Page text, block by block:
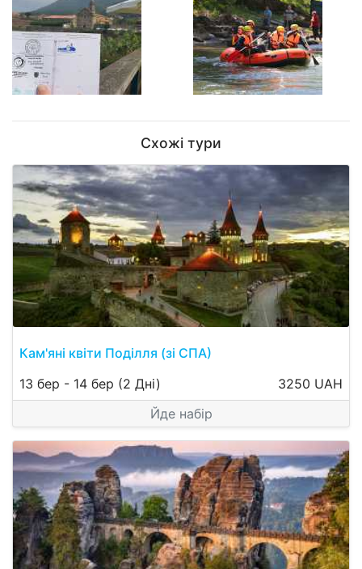
Схожі тури
Кам'яні квіти Поділля (зі СПА)
13 бер - 14 бер (2 Дні)
3250 UAH
Йде набір